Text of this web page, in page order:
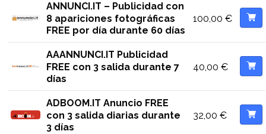
ANNUNCI.IT – Publicidad con
8 apariciones fotográficas
FREE por día durante 60 días
100,00 €
AAANNUNCI.IT Publicidad
FREE con 3 salida durante 7
días
40,00 €
ADBOOM.IT Anuncio FREE
con 3 salida diarias durante
3 días
32,00 €